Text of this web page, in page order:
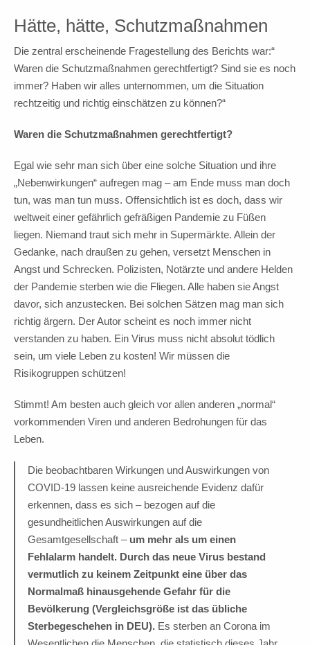
Hätte, hätte, Schutzmaßnahmen
Die zentral erscheinende Fragestellung des Berichts war:“
Waren die Schutzmaßnahmen gerechtfertigt? Sind sie es noch
immer? Haben wir alles unternommen, um die Situation
rechtzeitig und richtig einschätzen zu können?“
Waren die Schutzmaßnahmen gerechtfertigt?
Egal wie sehr man sich über eine solche Situation und ihre
„Nebenwirkungen“ aufregen mag – am Ende muss man doch
tun, was man tun muss. Offensichtlich ist es doch, dass wir
weltweit einer gefährlich gefräßigen Pandemie zu Füßen
liegen. Niemand traut sich mehr in Supermärkte. Allein der
Gedanke, nach draußen zu gehen, versetzt Menschen in
Angst und Schrecken. Polizisten, Notärzte und andere Helden
der Pandemie sterben wie die Fliegen. Alle haben sie Angst
davor, sich anzustecken. Bei solchen Sätzen mag man sich
richtig ärgern. Der Autor scheint es noch immer nicht
verstanden zu haben. Ein Virus muss nicht absolut tödlich
sein, um viele Leben zu kosten! Wir müssen die
Risikogruppen schützen!
Stimmt! Am besten auch gleich vor allen anderen „normal“
vorkommenden Viren und anderen Bedrohungen für das
Leben.
Die beobachtbaren Wirkungen und Auswirkungen von
COVID-19 lassen keine ausreichende Evidenz dafür
erkennen, dass es sich – bezogen auf die
gesundheitlichen Auswirkungen auf die
Gesamtgesellschaft – um mehr als um einen
Fehlalarm handelt. Durch das neue Virus bestand
vermutlich zu keinem Zeitpunkt eine über das
Normalmaß hinausgehende Gefahr für die
Bevölkerung (Vergleichsgröße ist das übliche
Sterbegeschehen in DEU). Es sterben an Corona im